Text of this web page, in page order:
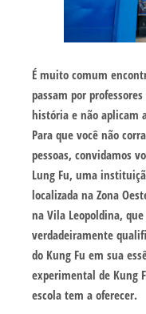
É muito comum
passam por
história e não aplicam
Para que você não
pessoas, convidamos
Lung Fu, uma
localizada na Zona
na Vila Leopoldina,
verdadeiramente
do Kung Fu em sua
experimental de Kung
escola tem a oferecer.